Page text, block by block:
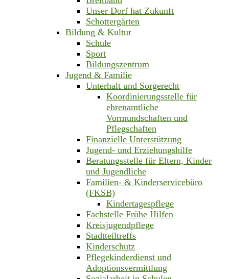
Unser Dorf hat Zukunft
Schottergärten
Bildung & Kultur
Schule
Sport
Bildungszentrum
Jugend & Familie
Unterhalt und Sorgerecht
Koordinierungsstelle für
ehrenamtliche
Vormundschaften und
Pflegschaften
Finanzielle Unterstützung
Jugend- und Erziehungshilfe
Beratungsstelle für Eltern, Kinder
und Jugendliche
Familien- & Kinderservicebüro
(FKSB)
Kindertagespflege
Fachstelle Frühe Hilfen
Kreisjugendpflege
Stadtteiltreffs
Kinderschutz
Pflegekinderdienst und
Adoptionsvermittlung